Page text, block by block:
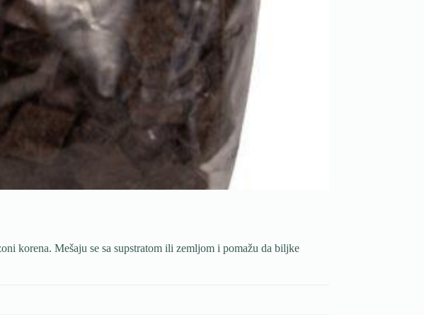
korena. Mešaju se sa supstratom ili zemljom i pomažu da biljke